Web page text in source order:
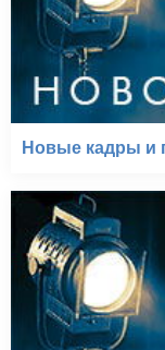
Новые кадры и